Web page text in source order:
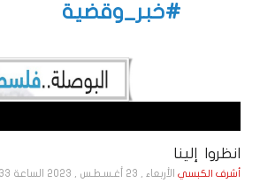
#خبر_وقضية
انظروا إلينا
أشرف الكبسي الأربعاء , 23 أغـسـطـس , 2023 الساعة 6:55:33 PM